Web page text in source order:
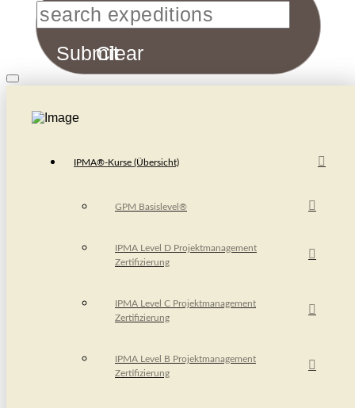
SubmitClear
IPMA®-Kurse (Übersicht)
GPM Basislevel®
IPMA Level D Projektmanagement
Zertifizierung
IPMA Level C Projektmanagement
Zertifizierung
IPMA Level B Projektmanagement
Zertifizierung